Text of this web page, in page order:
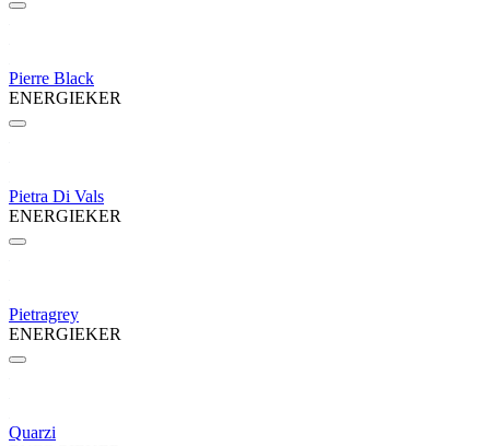
Pierre Black
ENERGIEKER
Pietra Di Vals
ENERGIEKER
Pietragrey
ENERGIEKER
Quarzi